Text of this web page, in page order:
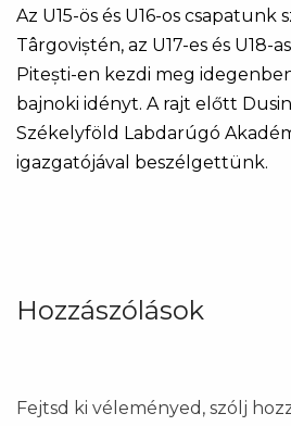
Az U15-ös és U16-os csapatunk
Târgoviștén, az U17-es és U18-
Pitești-en kezdi meg
bajnoki idényt. A rajt előtt
Székelyföld Labdarúgó
igazgatójával beszélgettünk.
Hozzászólások
Fejtsd ki véleményed, szólj